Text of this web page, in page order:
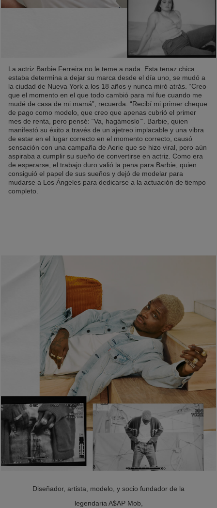
La actriz Barbie Ferreira no le teme a nada. Esta tenaz chica
estaba determina a dejar su marca desde el día uno, se mudó a
la ciudad de Nueva York a los 18 años y nunca miró atrás. “Creo
que el momento en el que todo cambió para mí fue cuando me
mudé de casa de mi mamá”, recuerda. “Recibí mi primer cheque
de pago como modelo, que creo que apenas cubrió el primer
mes de renta, pero pensé: “Va, hagámoslo’”. Barbie, quien
manifestó su éxito a través de un ajetreo implacable y una vibra
de estar en el lugar correcto en el momento correcto, causó
sensación con una campaña de Aerie que se hizo viral, pero aún
aspiraba a cumplir su sueño de convertirse en actriz. Como era
de esperarse, el trabajo duro valió la pena para Barbie, quien
consiguió el papel de sus sueños y dejó de modelar para
mudarse a Los Ángeles para dedicarse a la actuación de tiempo
completo.
Diseñador, artista, modelo, y socio fundador de la
legendaria A$AP Mob,